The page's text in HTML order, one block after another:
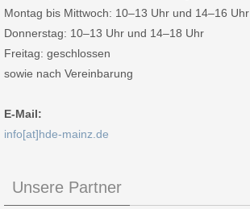
Montag bis Mittwoch: 10–13 Uhr und 14–16 Uhr
Donnerstag: 10–13 Uhr und 14–18 Uhr
Freitag: geschlossen
sowie nach Vereinbarung
E-Mail:
info[at]hde-mainz.de
Unsere Partner